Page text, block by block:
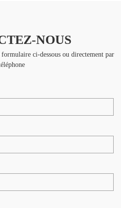
NOUS
ci-dessous ou directement par